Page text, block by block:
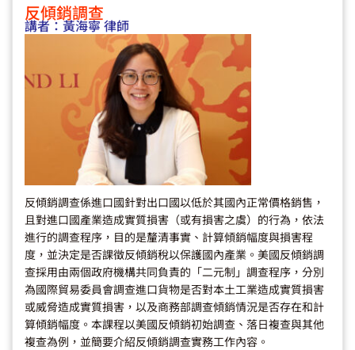
反傾銷調查
講者：黃海寧 律師
反傾銷調查係進口國針對出口國以低於其國內正常價格銷售，
且對進口國產業造成實質損害（或有損害之虞）的行為，依法
進行的調查程序，目的是釐清事實、計算傾銷幅度與損害程
度，並決定是否課徵反傾銷稅以保護國內產業。美國反傾銷調
查採用由兩個政府機構共同負責的「二元制」調查程序，分別
為國際貿易委員會調查進口貨物是否對本土工業造成實質損害
或威脅造成實質損害，以及商務部調查傾銷情況是否存在和計
算傾銷幅度。本課程以美國反傾銷初始調查、落日複查與其他
複查為例，並簡要介紹反傾銷調查實務工作內容。